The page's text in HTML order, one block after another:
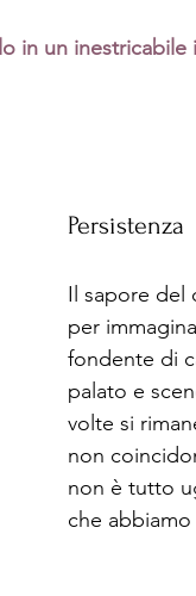
in un inestricabile
Persistenza
Il sapore del
per
fondente di
palato e
volte si
non
non è tutto
che